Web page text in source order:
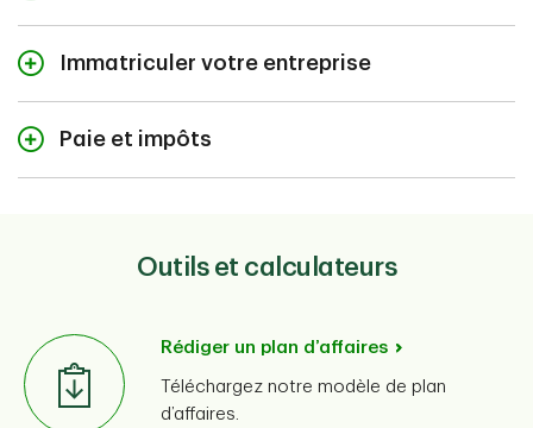
Choisir une structure d’entreprise
Votre structure d’entreprise a un impact sur vos
responsabilités et les règles fiscales applicables. Il
existe trois principaux types :
Protéger la propriété intellectuelle
Immatriculer votre entreprise
Immatriculer votre entreprise
Paie et impôts
Outils et calculateurs
Rédiger un plan d’affaires
Téléchargez notre modèle de plan
d’affaires.